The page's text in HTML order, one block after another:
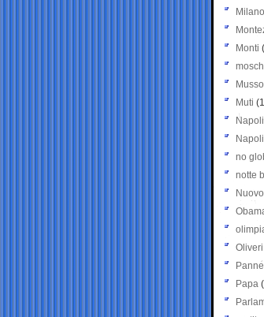
Milano
Monti
Musso
Muti
Napoli
no
notte
Oliveri
Papa